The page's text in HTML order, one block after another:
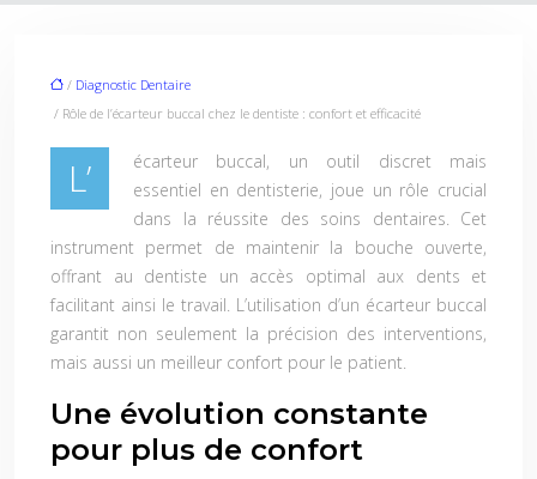
/ Diagnostic Dentaire
/ Rôle de l’écarteur buccal chez le dentiste : confort et efficacité
L’
écarteur buccal, un outil discret mais
essentiel en dentisterie, joue un rôle crucial
dans la réussite des soins dentaires. Cet
instrument permet de maintenir la bouche ouverte,
offrant au dentiste un accès optimal aux dents et
facilitant ainsi le travail. L’utilisation d’un écarteur buccal
garantit non seulement la précision des interventions,
mais aussi un meilleur confort pour le patient.
Une évolution constante
pour plus de confort